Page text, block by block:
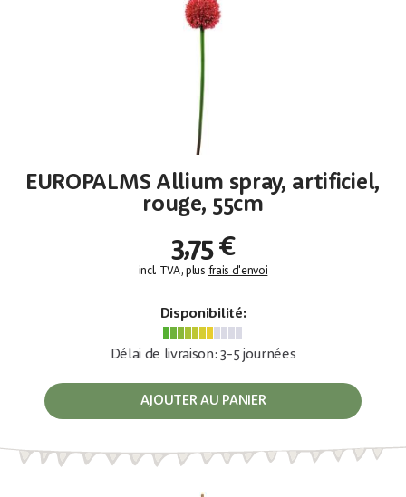
EUROPALMS Allium spray, artificiel,
rouge, 55cm
3,75 €
incl. TVA, plus frais d'envoi
Disponibilité:
Délai de livraison: 3-5 journées
AJOUTER AU PANIER